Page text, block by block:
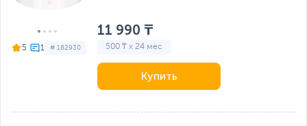
5 # 182930
11 990 ₸
500 ₸ x 24 мес
Купить